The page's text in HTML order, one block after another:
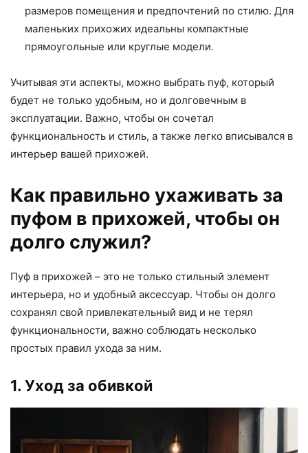
размеров помещения и предпочтений по стилю. Для
маленьких прихожих идеальны компактные
прямоугольные или круглые модели.
Учитывая эти аспекты, можно выбрать пуф, который
будет не только удобным, но и долговечным в
эксплуатации. Важно, чтобы он сочетал
функциональность и стиль, а также легко вписывался в
интерьер вашей прихожей.
Как правильно ухаживать за
пуфом в прихожей, чтобы он
долго служил?
Пуф в прихожей – это не только стильный элемент
интерьера, но и удобный аксессуар. Чтобы он долго
сохранял свой привлекательный вид и не терял
функциональности, важно соблюдать несколько
простых правил ухода за ним.
1. Уход за обивкой